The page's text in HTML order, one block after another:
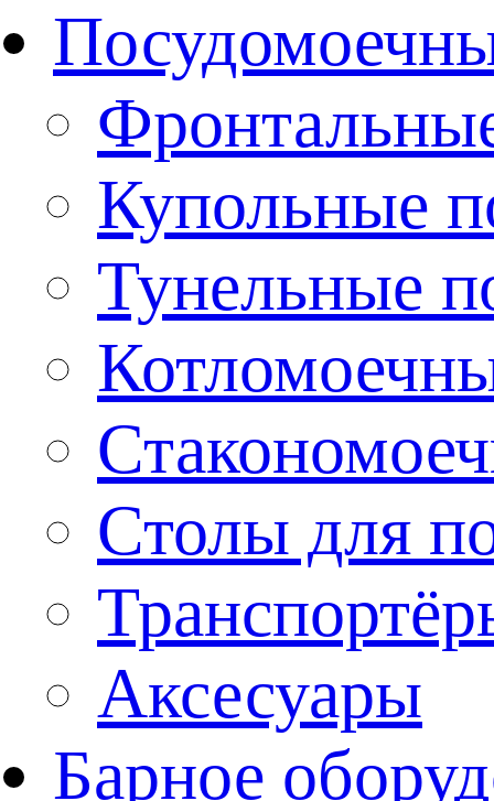
Купольные
Тунельные
Столы для
Аксесуары
Барное